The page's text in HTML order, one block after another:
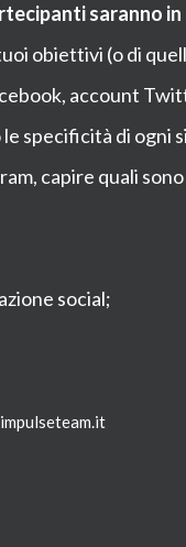
saranno in
(o di
account
di ogni
capire quali
social;